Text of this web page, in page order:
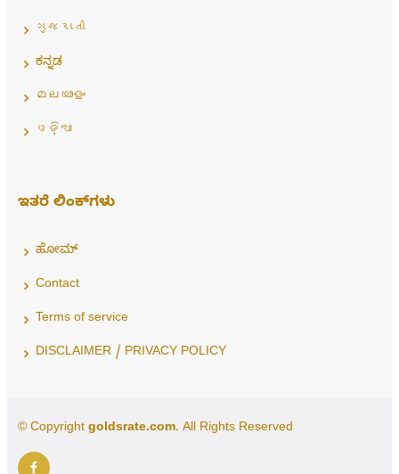
ગુજરાતી
ಕನ್ನಡ
മലയാളം
ଓଡ଼ିଆ
ಇತರೆ ಲಿಂಕ್‌ಗಳು
ಹೋಮ್
Contact
Terms of service
DISCLAIMER / PRIVACY POLICY
© Copyright goldsrate.com. All Rights Reserved